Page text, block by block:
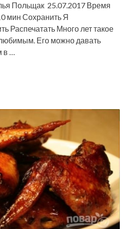
Польщак 25.07.2017 Время
мин Сохранить Я
Распечатать Много лет такое
Его можно давать
в …